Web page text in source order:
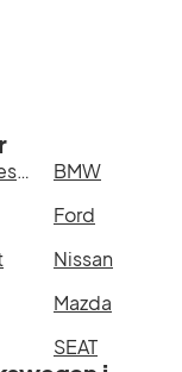
Mercedes-Benz
BMW
Ford
Nissan
Mazda
SEAT